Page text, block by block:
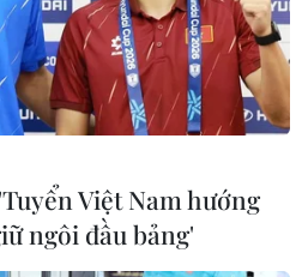
giải bóng đá nữ
Việt Nam hướng
ngôi đầu bảng'